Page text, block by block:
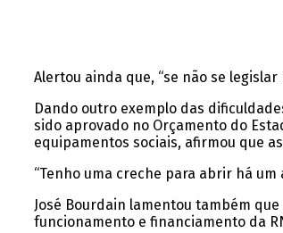
Alertou ainda que, “se não se
Dando outro exemplo das
sido aprovado no Orçamento do
equipamentos sociais, afirmou que
“Tenho uma creche para abrir há um
José Bourdain lamentou também
funcionamento e financiamento da